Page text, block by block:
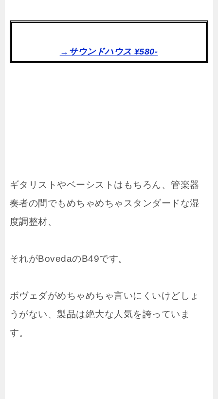
→サウンドハウス ¥580-
ギタリストやベーシストはもちろん、管楽器
奏者の間でもめちゃめちゃスタンダードな湿
度調整材、
それがBovedaのB49です。
ボヴェダがめちゃめちゃ言いにくいけどしょ
うがない、製品は絶大な人気を誇っていま
す。